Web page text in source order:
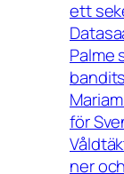
ett
Palme
för
ner